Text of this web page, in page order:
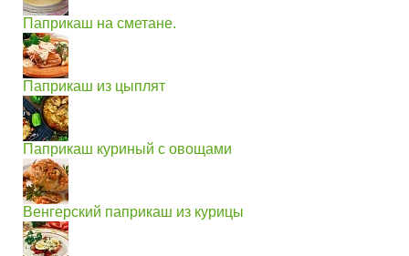
Паприкаш на сметане.
Паприкаш из цыплят
Паприкаш куриный с овощами
Венгерский паприкаш из курицы